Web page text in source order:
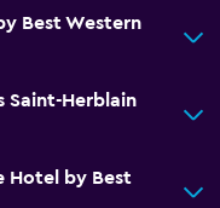
Best Western
Saint-Herblain
Hotel by Best